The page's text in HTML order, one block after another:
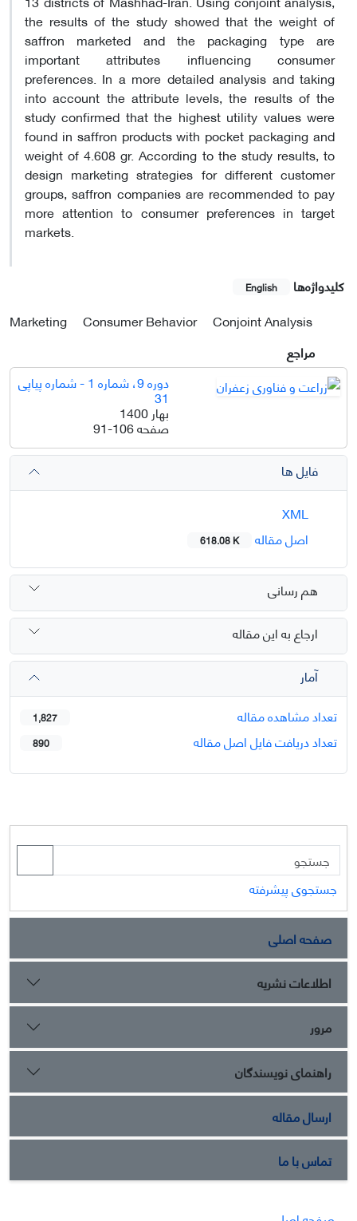
the results of the study showed that the weight of
saffron marketed and the packaging type are
important attributes influencing consumer
preferences. In a more detailed analysis and taking
into account the attribute levels, the results of the
study confirmed that the highest utility values were
found in saffron products with pocket packaging and
weight of 4.608 gr. According to the study results, to
design marketing strategies for different customer
groups, saffron companies are recommended to pay
more attention to consumer preferences in target
markets.
کلیدواژه‌ها English
Marketing Consumer Behavior
Conjoint Analysis
مراجع
دوره 9، شماره 1 - شماره پیاپی
31
بهار 1400
صفحه91-106
فایل ها
اصل مقاله
618.08 K
هم رسانی
ارجاع به این مقاله
آمار
تعداد مشاهده مقاله
1,827
تعداد دریافت فایل اصل مقاله 890
جستجوی پیشرفته
صفحه اصلی
اطلاعات نشریه
مرور
راهنمای نویسندگان
ارسال مقاله
تماس با ما